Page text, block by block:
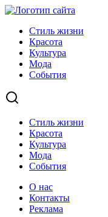
Стиль жизни
Красота
Культура
Мода
События
Стиль жизни
Красота
Культура
Мода
События
О нас
Контакты
Реклама